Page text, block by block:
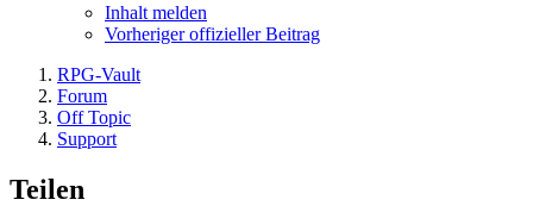
Inhalt melden
Vorheriger offizieller Beitrag
RPG-Vault
Forum
Off Topic
Support
Teilen